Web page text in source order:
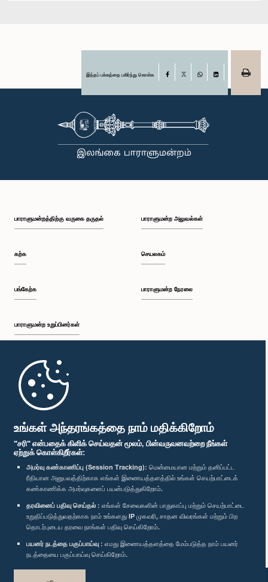
உங்கள் அந்தரங்கத்தை நாம் மதிக்கிறோம்
"சரி" என்பதைக் கிளிக் செய்வதன் மூலம், பின்வருவனவற்றை நீங்கள்
ஏற்றுக் கொள்கிறீர்கள்:
அமர்வு கண்காணிப்பு (Session Tracking): மென்மையான மற்றும் தனிப்பட்ட
ரீதியான அனுபவத்திற்காக எங்கள் இணையத்தளத்தில் உங்கள் செயற்பாட்டைக்
கண்காணிக்க அமர்வுகளைப் பயன்படுத்துகிறோம்.
தரவினைப் பதிவு செய்தல் : எங்கள் சேவைகளின் பாதுகாப்பு மற்றும் செயற்பாட்டை
உறுதிப்படுத்துவதற்காக நாம் உங்களது IP முகவரி, சாதன விவரங்கள் மற்றும் பிற
தொடர்புடைய தரவை நாங்கள் பதிவு செய்கிறோம்.
பயனர் நடத்தை பகுப்பாய்வு : எமது இணையத்தளத்தை மேம்படுத்த நாம் பயனர்
நடத்தையை பகுப்பாய்வு செய்கிறோம்.
இந்தப் பக்கத்தை பகிர்ந்து கொள்க Facebook
பாராளுமன்றத்திற்கு வருகை தருதல்
கற்க
பங்கேற்க
பாராளுமன்ற உறுப்பினர்கள்
முதற்பக்கம்
பாராளுமன்ற அலுவல்கள்
செயலகம்
பாராளுமன்ற நேரலை
பாராளுமன்ற கையடக்க செயலி
எம்மை பின்தொடர்க :
விருதுகள்
தனியுரிமைக் கொள்கை